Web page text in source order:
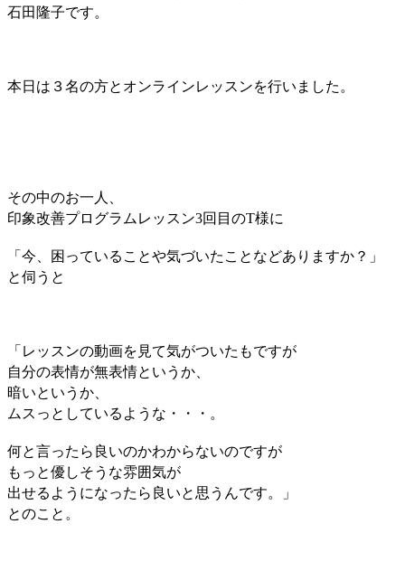
石田隆子です。
本日は３名の方とオンラインレッスンを行いました。
その中のお一人、
印象改善プログラムレッスン3回目のT様に
「今、困っていることや気づいたことなどありますか？」
と伺うと
「レッスンの動画を見て気がついたもですが
自分の表情が無表情というか、
暗いというか、
ムスっとしているような・・・。
何と言ったら良いのかわからないのですが
もっと優しそうな雰囲気が
出せるようになったら良いと思うんです。」
とのこと。